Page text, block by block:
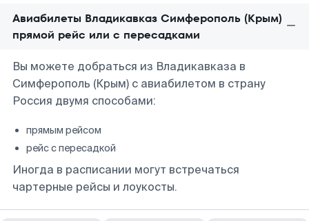
Авиабилеты Владикавказ Симферополь (Крым)
прямой рейс или с пересадками
Вы можете добраться из Владикавказа в
Симферополь (Крым) с авиабилетом в страну
Россия двумя способами:
прямым рейсом
рейс с пересадкой
Иногда в расписании могут встречаться
чартерные рейсы и лоукосты.